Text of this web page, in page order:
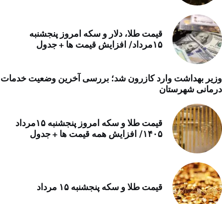
قیمت طلا، دلار و سکه امروز پنجشنبه
۱۵مرداد/ افزایش قیمت ها + جدول
وزیر بهداشت وارد کازرون شد؛ بررسی آخرین وضعیت خدمات
درمانی شهرستان
قیمت طلا و سکه امروز پنجشنبه ۱۵مرداد
۱۴۰۵/ افزایش همه قیمت ها + جدول
قیمت طلا و سکه پنجشنبه ۱۵ مرداد